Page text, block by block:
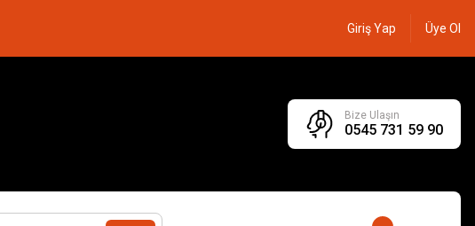
Giriş Yap Üye Ol
Bize Ulaşın
0545 731 59 90